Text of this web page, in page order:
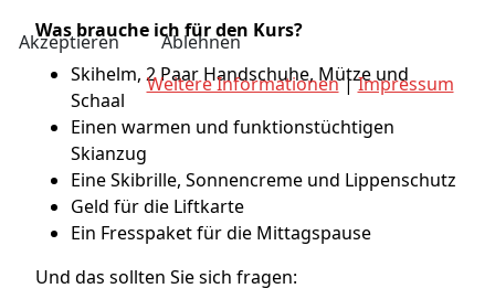
Was brauche ich für den Kurs?
Skihelm, 2 Paar Handschuhe, Mütze und
Schaal
Einen warmen und funktionstüchtigen
Skianzug
Eine Skibrille, Sonnencreme und Lippenschutz
Geld für die Liftkarte
Ein Fresspaket für die Mittagspause
Und das sollten Sie sich fragen:
Akzeptieren
Ablehnen
Weitere Informationen|Impressum